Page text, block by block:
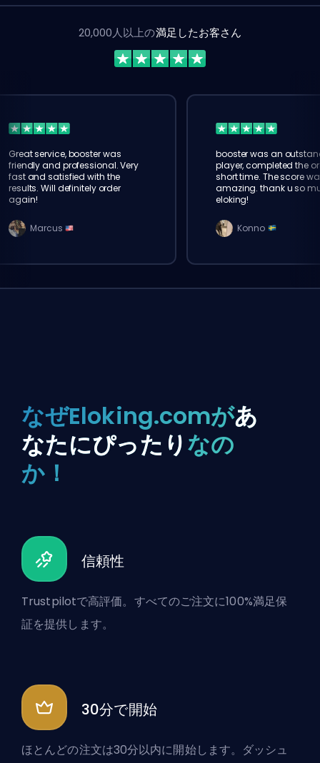
20,000人以上の満足したお客さん
Great service, booster was
friendly and professional. Very
fast and satisfied with the
results. Will definitely order
again!
Marcus
booster was an
player, completed the
short time. The score
amazing. thank u so
eloking!
Konno
なぜEloking.comがあ
なたにぴったりなの
か！
信頼性
Trustpilotで高評価。すべてのご注文に100%満足保
証を提供します。
30分で開始
ほとんどの注文は30分以内に開始します。ダッシュ